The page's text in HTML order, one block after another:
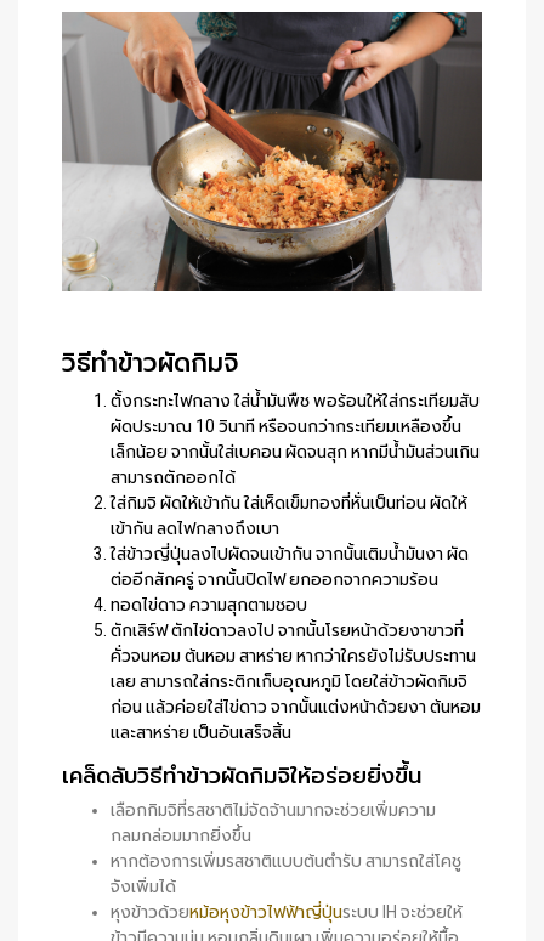
วิธีทำข้าวผัดกิมจิ
ตั้งกระทะไฟกลาง ใส่น้ำมันพืช พอร้อนให้ใส่กระเทียมสับ
ผัดประมาณ 10 วินาที หรือจนกว่ากระเทียมเหลืองขึ้น
เล็กน้อย จากนั้นใส่เบคอน ผัดจนสุก หากมีน้ำมันส่วนเกิน
สามารถตักออกได้
ใส่กิมจิ ผัดให้เข้ากัน ใส่เห็ดเข็มทองที่หั่นเป็นท่อน ผัดให้
เข้ากัน ลดไฟกลางถึงเบา
ใส่ข้าวญี่ปุ่นลงไปผัดจนเข้ากัน จากนั้นเติมน้ำมันงา ผัด
ต่ออีกสักครู่ จากนั้นปิดไฟ ยกออกจากความร้อน
ทอดไข่ดาว ความสุกตามชอบ
ตักเสิร์ฟ ตักไข่ดาวลงไป จากนั้นโรยหน้าด้วยงาขาวที่
คั่วจนหอม ต้นหอม สาหร่าย หากว่าใครยังไม่รับประทาน
เลย สามารถใส่กระติกเก็บอุณหภูมิ โดยใส่ข้าวผัดกิมจิ
ก่อน แล้วค่อยใส่ไข่ดาว จากนั้นแต่งหน้าด้วยงา ต้นหอม
และสาหร่าย เป็นอันเสร็จสิ้น
เคล็ดลับวิธีทำข้าวผัดกิมจิให้อร่อยยิ่งขึ้น
เลือกกิมจิที่รสชาติไม่จัดจ้านมากจะช่วยเพิ่มความ
กลมกล่อมมากยิ่งขึ้น
หากต้องการเพิ่มรสชาติแบบต้นตำรับ สามารถใส่โคชู
จังเพิ่มได้
หุงข้าวด้วยหม้อหุงข้าวไฟฟ้าญี่ปุ่นระบบ IH จะช่วยให้